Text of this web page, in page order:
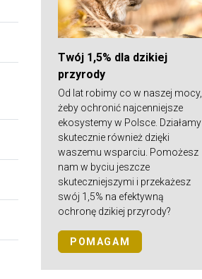
Twój 1,5% dla dzikiej
przyrody
Od lat robimy co w naszej mocy,
żeby ochronić najcenniejsze
ekosystemy w Polsce. Działamy
skutecznie również dzięki
waszemu wsparciu. Pomożesz
nam w byciu jeszcze
skuteczniejszymi i przekażesz
swój 1,5% na efektywną
ochronę dzikiej przyrody?
POMAGAM